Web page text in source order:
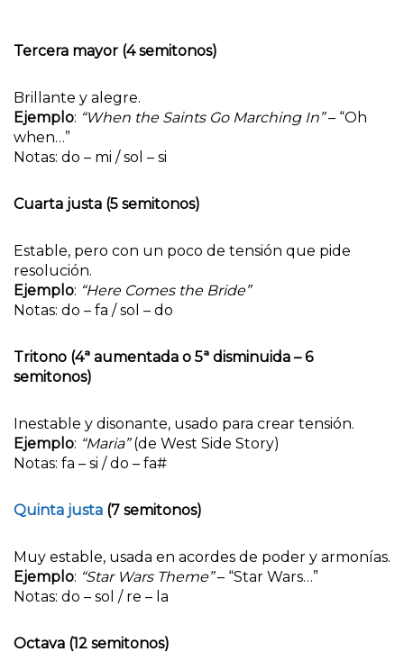
Tercera mayor (4 semitonos)
Brillante y alegre.
Ejemplo: “When the Saints Go Marching In”– “Oh
when…”
Notas: do – mi / sol – si
Cuarta justa (5 semitonos)
Estable, pero con un poco de tensión que pide
resolución.
Ejemplo: “Here Comes the Bride”
Notas: do – fa / sol – do
Tritono (4ª aumentada o 5ª disminuida – 6
semitonos)
Inestable y disonante, usado para crear tensión.
Ejemplo: “Maria”(de West Side Story)
Notas: fa – si / do – fa#
Quinta justa (7 semitonos)
Muy estable, usada en acordes de poder y armonías.
Ejemplo: “Star Wars Theme”– “Star Wars…”
Notas: do – sol / re – la
Octava (12 semitonos)